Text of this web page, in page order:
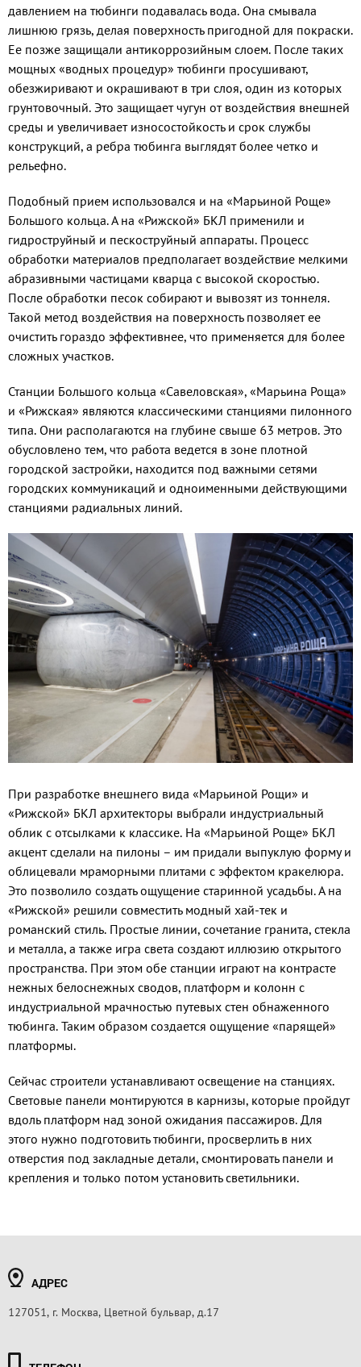
давлением на тюбинги подавалась вода. Она смывала
лишнюю грязь, делая поверхность пригодной для покраски.
Ее позже защищали антикоррозийным слоем. После таких
мощных «водных процедур» тюбинги просушивают,
обезжиривают и окрашивают в три слоя, один из которых
грунтовочный. Это защищает чугун от воздействия внешней
среды и увеличивает износостойкость и срок службы
конструкций, а ребра тюбинга выглядят более четко и
рельефно.
Подобный прием использовался и на «Марьиной Роще»
Большого кольца. А на «Рижской» БКЛ применили и
гидроструйный и пескоструйный аппараты. Процесс
обработки материалов предполагает воздействие мелкими
абразивными частицами кварца с высокой скоростью.
После обработки песок собирают и вывозят из тоннеля.
Такой метод воздействия на поверхность позволяет ее
очистить гораздо эффективнее, что применяется для более
сложных участков.
Станции Большого кольца «Савеловская», «Марьина Роща»
и «Рижская» являются классическими станциями пилонного
типа. Они располагаются на глубине свыше 63 метров. Это
обусловлено тем, что работа ведется в зоне плотной
городской застройки, находится под важными сетями
городских коммуникаций и одноименными действующими
станциями радиальных линий.
При разработке внешнего вида «Марьиной Рощи» и
«Рижской» БКЛ архитекторы выбрали индустриальный
облик с отсылками к классике. На «Марьиной Роще» БКЛ
акцент сделали на пилоны – им придали выпуклую форму и
облицевали мраморными плитами с эффектом кракелюра.
Это позволило создать ощущение старинной усадьбы. А на
«Рижской» решили совместить модный хай-тек и
романский стиль. Простые линии, сочетание гранита, стекла
и металла, а также игра света создают иллюзию открытого
пространства. При этом обе станции играют на контрасте
нежных белоснежных сводов, платформ и колонн с
индустриальной мрачностью путевых стен обнаженного
тюбинга. Таким образом создается ощущение «парящей»
платформы.
Сейчас строители устанавливают освещение на станциях.
Световые панели монтируются в карнизы, которые пройдут
вдоль платформ над зоной ожидания пассажиров. Для
этого нужно подготовить тюбинги, просверлить в них
отверстия под закладные детали, смонтировать панели и
крепления и только потом установить светильники.
АДРЕС
127051, г. Москва, Цветной бульвар, д.17